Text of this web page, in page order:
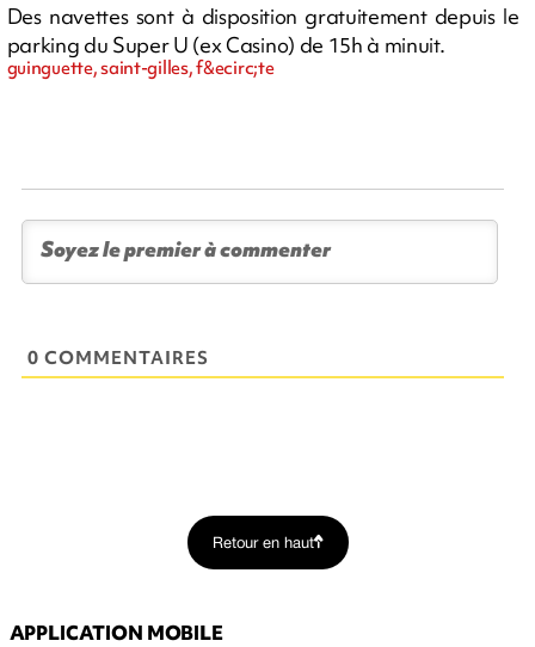
Des navettes sont à disposition gratuitement depuis le
parking du Super U (ex Casino) de 15h à minuit.
guinguette, saint-gilles, f&ecirc;te
0 COMMENTAIRES
Retour en haut
APPLICATION MOBILE